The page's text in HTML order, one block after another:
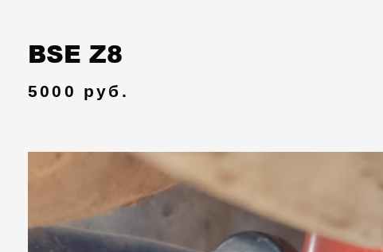
BSE Z8
5000 руб.